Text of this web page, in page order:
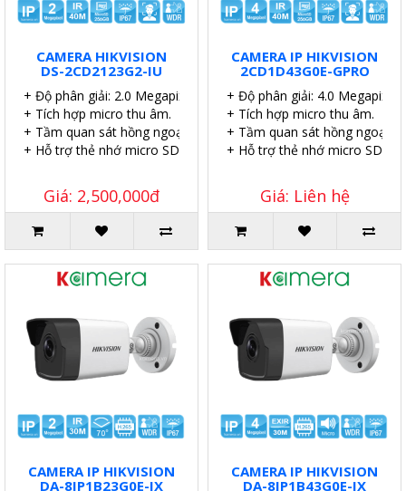
CAMERA HIKVISION
DS-2CD2123G2-IU
+ Độ phân giải: 2.0 Megapixel.
+ Tích hợp micro thu âm.
+ Tầm quan sát hồng ngoại: 40 mét.
+ Hỗ trợ thẻ nhớ micro SD 256GB.
Giá: 2,500,000đ
CAMERA IP HIKVISION
2CD1D43G0E-GPRO
+ Độ phân giải: 4.0 Megapixel.
+ Tích hợp micro thu âm.
+ Tầm quan sát hồng ngoại:
+ Hỗ trợ thẻ nhớ micro SD
Giá: Liên hệ
CAMERA IP HIKVISION
DA-8IP1B23G0E-IX
CAMERA IP HIKVISION
DA-8IP1B43G0E-IX